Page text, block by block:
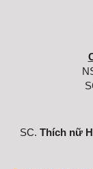
SC. Thích nữ